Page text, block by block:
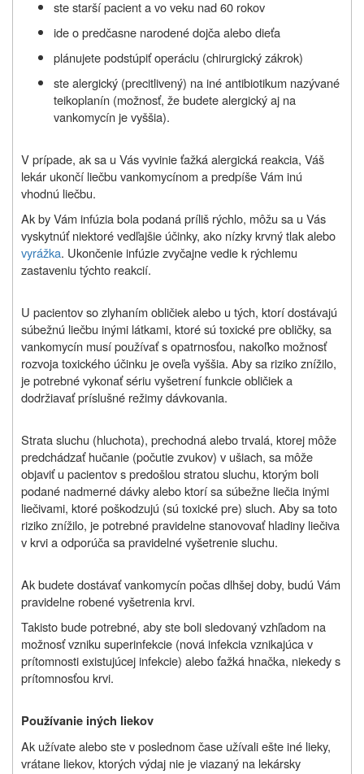
ste starší pacient a vo veku nad 60 rokov
ide o predčasne narodené dojča alebo dieťa
plánujete podstúpiť operáciu (chirurgický zákrok)
ste alergický (precitlivený) na iné antibiotikum nazývané
teikoplanín (možnosť, že budete alergický aj na
vankomycín je vyššia).
V prípade, ak sa u Vás vyvinie ťažká alergická reakcia, Váš
lekár ukončí liečbu vankomycínom a predpíše Vám inú
vhodnú liečbu.
Ak by Vám infúzia bola podaná príliš rýchlo, môžu sa u Vás
vyskytnúť niektoré vedľajšie účinky, ako nízky krvný tlak alebo
vyrážka. Ukončenie infúzie zvyčajne vedie k rýchlemu
zastaveniu týchto reakcií.
U pacientov so zlyhaním obličiek alebo u tých, ktorí dostávajú
súbežnú liečbu inými látkami, ktoré sú toxické pre obličky, sa
vankomycín musí používať s opatrnosťou, nakoľko možnosť
rozvoja toxického účinku je oveľa vyššia. Aby sa riziko znížilo,
je potrebné vykonať sériu vyšetrení funkcie obličiek a
dodržiavať príslušné režimy dávkovania.
Strata sluchu (hluchota), prechodná alebo trvalá, ktorej môže
predchádzať hučanie (počutie zvukov) v ušiach, sa môže
objaviť u pacientov s predošlou stratou sluchu, ktorým boli
podané nadmerné dávky alebo ktorí sa súbežne liečia inými
liečivami, ktoré poškodzujú (sú toxické pre) sluch. Aby sa toto
riziko znížilo, je potrebné pravidelne stanovovať hladiny liečiva
v krvi a odporúča sa pravidelné vyšetrenie sluchu.
Ak budete dostávať vankomycín počas dlhšej doby, budú Vám
pravidelne robené vyšetrenia krvi.
Takisto bude potrebné, aby ste boli sledovaný vzhľadom na
možnosť vzniku superinfekcie (nová infekcia vznikajúca v
prítomnosti existujúcej infekcie) alebo ťažká hnačka, niekedy s
prítomnosťou krvi.
Používanie iných liekov
Ak užívate alebo ste v poslednom čase užívali ešte iné lieky,
vrátane liekov, ktorých výdaj nie je viazaný na lekársky